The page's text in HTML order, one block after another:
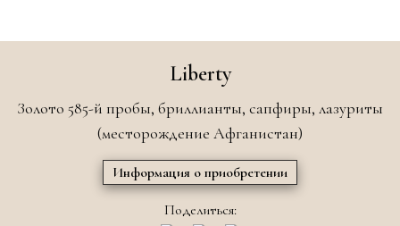
Liberty
Золото 585-й пробы, бриллианты, сапфиры, лазуриты
(месторождение Афганистан)
Информация о приобретении
Поделиться: